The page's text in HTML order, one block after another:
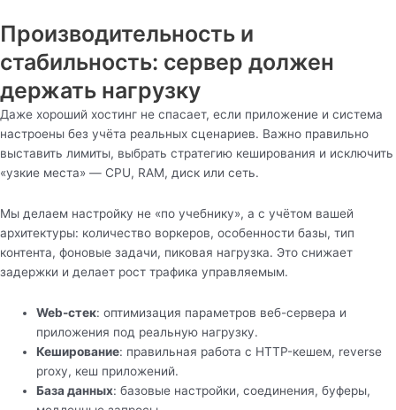
Производительность и
стабильность: сервер должен
держать нагрузку
Даже хороший хостинг не спасает, если приложение и система
настроены без учёта реальных сценариев. Важно правильно
выставить лимиты, выбрать стратегию кеширования и исключить
«узкие места» — CPU, RAM, диск или сеть.
Мы делаем настройку не «по учебнику», а с учётом вашей
архитектуры: количество воркеров, особенности базы, тип
контента, фоновые задачи, пиковая нагрузка. Это снижает
задержки и делает рост трафика управляемым.
Web-стек: оптимизация параметров веб-сервера и
приложения под реальную нагрузку.
Кеширование: правильная работа с HTTP-кешем, reverse
proxy, кеш приложений.
База данных: базовые настройки, соединения, буферы,